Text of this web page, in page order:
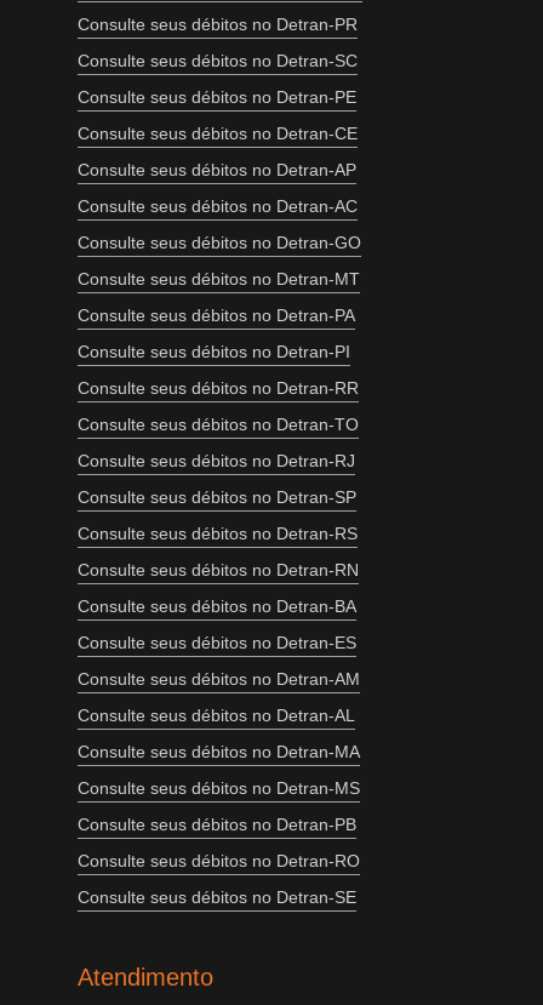
Consulte seus débitos no Detran-PR
Consulte seus débitos no Detran-SC
Consulte seus débitos no Detran-PE
Consulte seus débitos no Detran-CE
Consulte seus débitos no Detran-AP
Consulte seus débitos no Detran-AC
Consulte seus débitos no Detran-GO
Consulte seus débitos no Detran-MT
Consulte seus débitos no Detran-PA
Consulte seus débitos no Detran-PI
Consulte seus débitos no Detran-RR
Consulte seus débitos no Detran-TO
Consulte seus débitos no Detran-RJ
Consulte seus débitos no Detran-SP
Consulte seus débitos no Detran-RS
Consulte seus débitos no Detran-RN
Consulte seus débitos no Detran-BA
Consulte seus débitos no Detran-ES
Consulte seus débitos no Detran-AM
Consulte seus débitos no Detran-AL
Consulte seus débitos no Detran-MA
Consulte seus débitos no Detran-MS
Consulte seus débitos no Detran-PB
Consulte seus débitos no Detran-RO
Consulte seus débitos no Detran-SE
Atendimento